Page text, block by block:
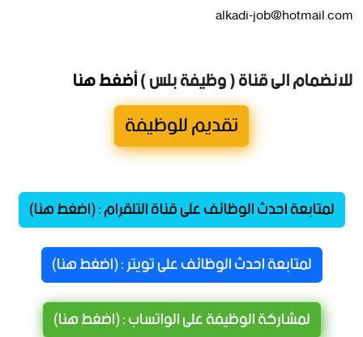
alkadi-job@hotmail.com
للانضمام الى قناة ( وظيفة بلس )أضغط هنا
تقديم للوظيفة
لمتابعة احدث الوظائف على قناة التلقرام : (اضغط هنا)
لمتابعة احدث الوظائف على تويتر : (اضغط هنا)
لمشاركة الوظيفة على الواتساب : (اضغط هنا)